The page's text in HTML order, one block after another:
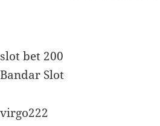
slot bet 200
Bandar Slot
virgo222